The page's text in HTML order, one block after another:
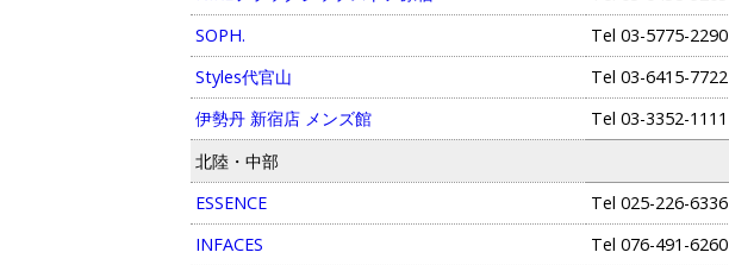
SOPH.
Tel03-5775-2290
Styles代官山
Tel03-6415-7722
伊勢丹 新宿店 メンズ館
Tel03-3352-1111
北陸・中部
ESSENCE
Tel025-226-6336
INFACES
Tel076-491-6260